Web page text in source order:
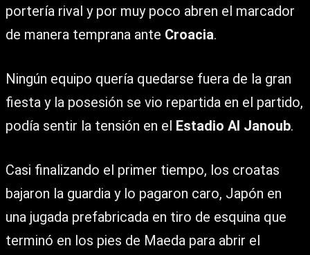
portería rival y por muy poco abren el marcador
de manera temprana ante Croacia.
Ningún equipo quería quedarse fuera de la gran
fiesta y la posesión se vio repartida en el partido,
podía sentir la tensión en el Estadio Al Janoub.
Casi finalizando el primer tiempo, los croatas
bajaron la guardia y lo pagaron caro, Japón en
una jugada prefabricada en tiro de esquina que
terminó en los pies de Maeda para abrir el